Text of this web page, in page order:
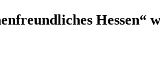
Hessen“